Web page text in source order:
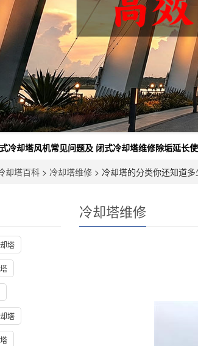
冷却塔风机常见问题及 闭式冷却塔维修除垢延长使
却塔百科 > 冷却塔维修 > 冷却塔的分类你还知道
冷却塔维修
塔
塔